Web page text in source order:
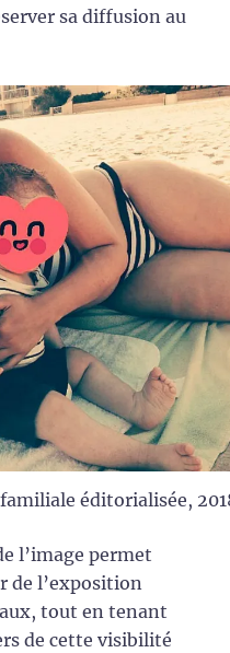
sa diffusion au
éditorialisée,
l’image permet
de l’exposition
tout en tenant
de cette visibilité